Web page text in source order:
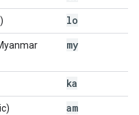
lo
my
ka
am